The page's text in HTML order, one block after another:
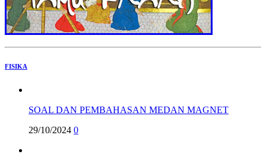
FISIKA
SOAL DAN PEMBAHASAN MEDAN MAGNET
29/10/2024 0